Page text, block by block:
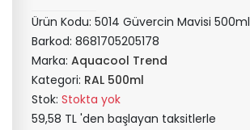
Ürün Kodu: 5014 Güvercin Mavisi 500ml
Barkod: 8681705205178
Marka: Aquacool Trend
Kategori: RAL 500ml
Stok: Stokta yok
59,58 TL 'den başlayan taksitlerle